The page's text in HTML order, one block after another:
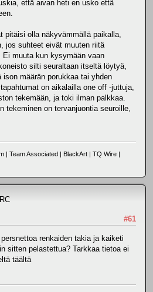
että aivan heti en usko että
olla näkyvämmällä paikalla,
jos suhteet eivät muuten riitä
muuta kun kysymään vaan
silti seuraltaan itseltä löytyä,
määrän porukkaa tai yhden
on aikalailla one off -juttuja,
tekemään, ja toki ilman palkkaa.
tekeminen on tervanjuontia seuroille,
| Team Associated | BlackArt | TQ Wire |
#61
renkaiden takia ja kaiketi
sitten pelastettua? Tarkkaa tietoa ei
täältä